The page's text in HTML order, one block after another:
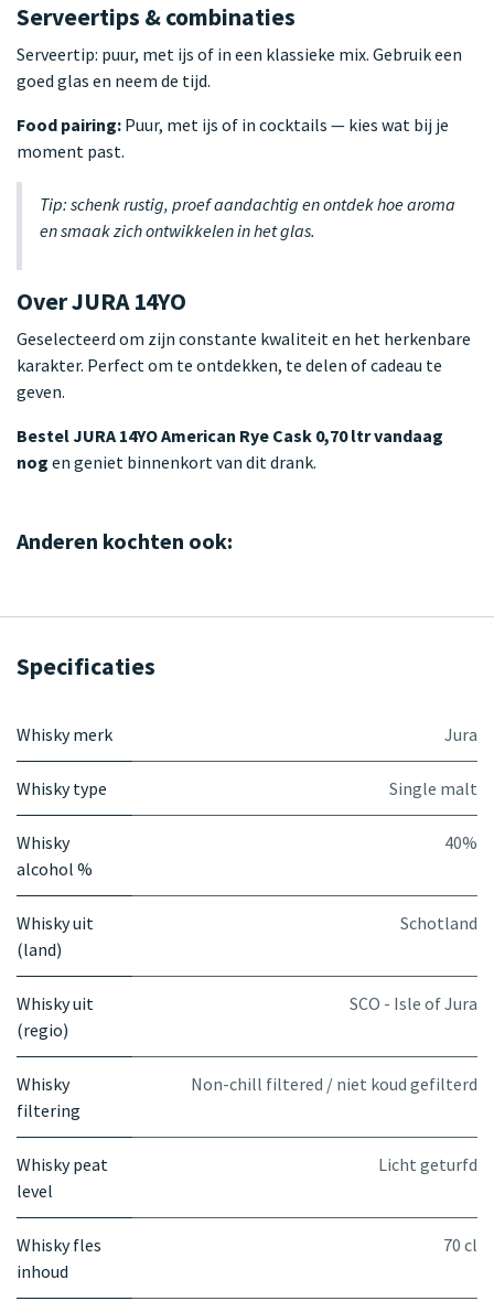
Serveertips & combinaties
Serveertip: puur, met ijs of in een klassieke mix. Gebruik een
goed glas en neem de tijd.
Food pairing: Puur, met ijs of in cocktails — kies wat bij je
moment past.
Tip: schenk rustig, proef aandachtig en ontdek hoe aroma
en smaak zich ontwikkelen in het glas.
Over JURA 14YO
Geselecteerd om zijn constante kwaliteit en het herkenbare
karakter. Perfect om te ontdekken, te delen of cadeau te
geven.
Bestel JURA 14YO American Rye Cask 0,70 ltr vandaag
nog en geniet binnenkort van dit drank.
Anderen kochten ook:
Specificaties
Whisky merk Jura
Whisky type Single malt
Whisky
alcohol %
40%
Whisky uit
(land)
Schotland
Whisky uit
(regio)
SCO - Isle of Jura
Whisky
filtering
Non-chill filtered / niet koud gefilterd
Whisky peat
level
Licht geturfd
Whisky fles
inhoud
70 cl